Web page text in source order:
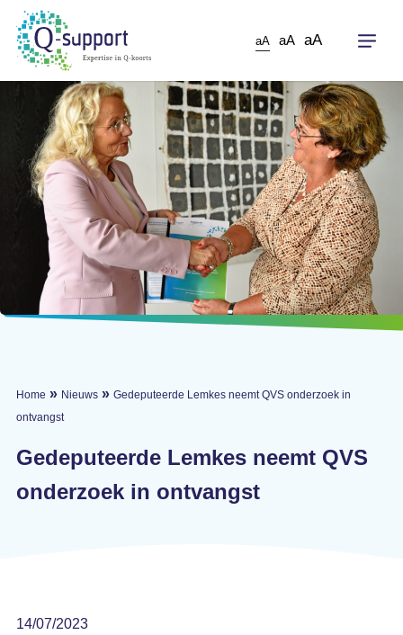
Skip
main
content
aA aA aA
Home » Nieuws» Gedeputeerde Lemkes neemt QVS onderzoek in
ontvangst
Gedeputeerde Lemkes neemt QVS
onderzoek in ontvangst
14/07/2023